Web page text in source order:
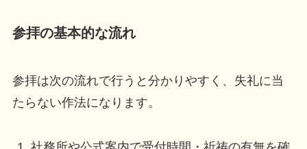
参拝の基本的な流れ
参拝は次の流れで行うと分かりやすく、失礼に当
たらない作法になります。